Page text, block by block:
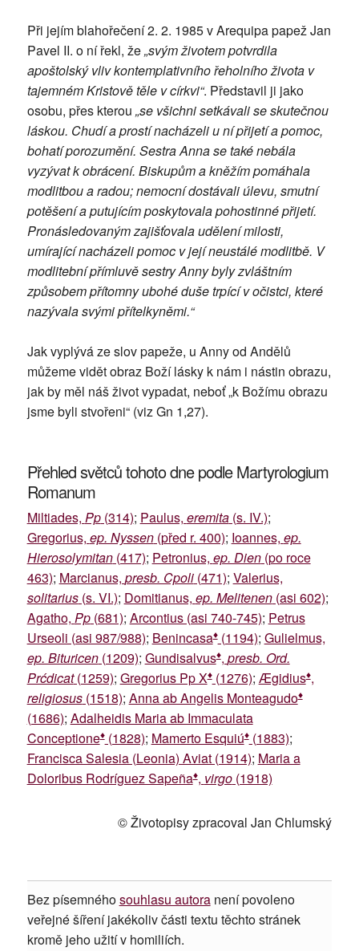
Při jejím blahořečení 2. 2. 1985 v Arequipa papež Jan
Pavel II. o ní řekl, že„svým životem potvrdila
apoštolský vliv kontemplativního řeholního života v
tajemném Kristově těle v církvi“. Představil ji jako
osobu, přes kterou „se všichni setkávali se skutečnou
láskou. Chudí a prostí nacházeli u ní přijetí a pomoc,
bohatí porozumění. Sestra Anna se také nebála
vyzývat k obrácení. Biskupům a kněžím pomáhala
modlitbou a radou; nemocní dostávali úlevu, smutní
potěšení a putujícím poskytovala pohostinné přijetí.
Pronásledovaným zajišťovala udělení milosti,
umírající nacházeli pomoc v její neustálé modlitbě. V
modlitební přímluvě sestry Anny byly zvláštním
způsobem přítomny ubohé duše trpící v očistci, které
nazývala svými přítelkyněmi.“
Jak vyplývá ze slov papeže, u Anny od Andělů
můžeme vidět obraz Boží lásky k nám i nástin obrazu,
jak by měl náš život vypadat, neboť „k Božímu obrazu
jsme byli stvořeni“ (viz Gn 1,27).
Přehled světců tohoto dne podle Martyrologium
Romanum
Miltiades, Pp(314); Paulus, eremita(s. IV.);
Gregorius, ep. Nyssen(před r. 400); Ioannes, ep.
Hierosolymitan(417); Petronius, ep. Dien(po roce
463); Marcianus, presb. Cpoli(471); Valerius,
solitarius(s. VI.); Domitianus, ep. Melitenen(asi 602);
Agatho, Pp(681); Arcontius (asi 740-745); Petrus
Urseoli (asi 987/988); Benincasa♦(1194); Gulielmus,
ep. Bituricen(1209); Gundisalvus♦, presb. Ord.
Prćdicat(1259); Gregorius Pp X♦(1276); Ægidius♦,
religiosus(1518); Anna ab Angelis Monteagudo♦
(1686); Adalheidis Maria ab Immaculata
Conceptione♦(1828); Mamerto Esquiú♦(1883);
Francisca Salesia (Leonia) Aviat (1914); Maria a
Doloribus Rodríguez Sapeña♦, virgo(1918)
© Životopisy zpracoval Jan Chlumský
Bez písemnéhosouhlasu autoranení povoleno
veřejné šíření jakékoliv části textu těchto stránek
kromě jeho užití v homiliích.